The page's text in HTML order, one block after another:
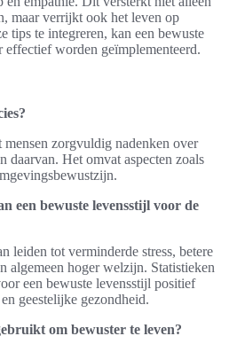
maar verrijkt ook het leven op
tips te integreren, kan een bewuste
worden geïmplementeerd.
zorgvuldig nadenken over
daarvan. Het omvat aspecten zoals
een bewuste levensstijl voor de
leiden tot verminderde stress, betere
algemeen hoger welzijn. Statistieken
een bewuste levensstijl positief
geestelijke gezondheid.
om bewuster te leven?